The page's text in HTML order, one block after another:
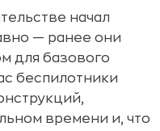
начал
— ранее они
для базового
беспилотники
времени и, что